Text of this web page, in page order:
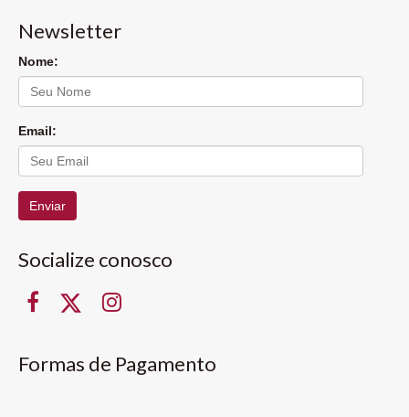
Newsletter
Nome:
Email:
Enviar
Socialize conosco
Formas de Pagamento